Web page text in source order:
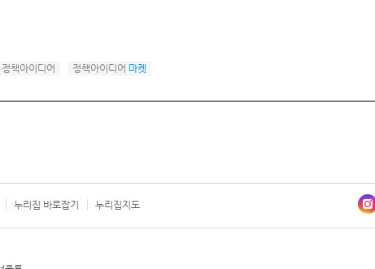
정책아이디어 정책아이디어 마켓
누리집 바로잡기 누리집지도